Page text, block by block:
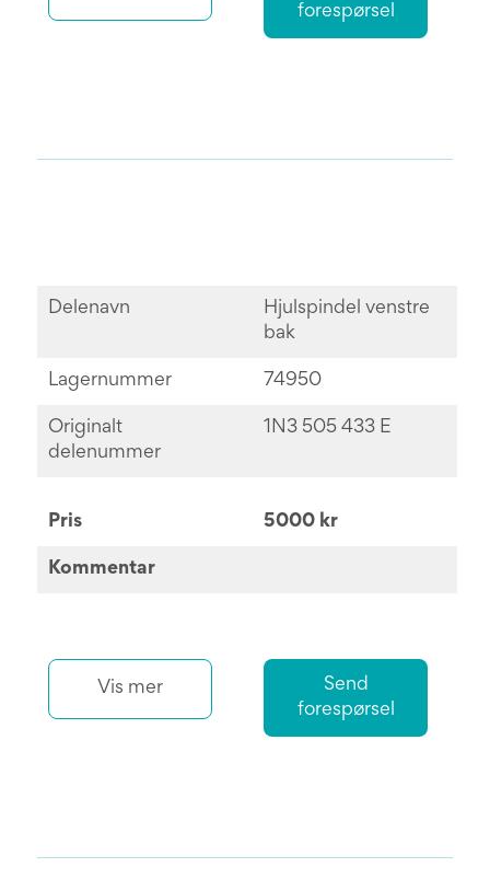
forespørsel
Delenavn
Hjulspindel venstre
bak
Lagernummer 74950
Originalt
delenummer
1N3 505 433 E
Pris 5000 kr
Kommentar
Vis mer
Send
forespørsel